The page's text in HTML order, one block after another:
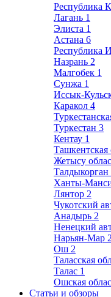
Республика
Лагань 1
Элиста 1
Астана 6
Республика
Назрань 2
Малгобек 1
Сунжа 1
Иссык-
Каракол 4
Туркестан 3
Кентау 1
Ташкентская
Жетысу
Талдыкорган
Ханты-
Лянтор 2
Чукотский
Анадырь 2
Ненецкий
Нарьян-Мар 2
Ош 2
Таласская
Талас 1
Ошская
Статьи и обзоры